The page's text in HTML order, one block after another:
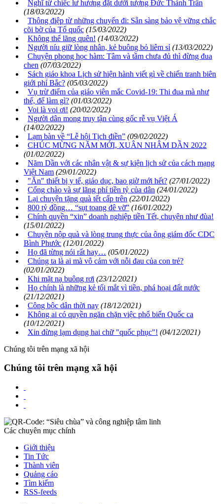
Nghĩ từ chiếc lư hương đặt dưới tượng Đức Thánh Trần
(18/03/2022)
Thông điệp từ những chuyến đi: Sẵn sàng bảo vệ vững chắc
cõi bờ của Tổ quốc (15/03/2022)
Không thể lãng quên! (14/03/2022)
Người níu giữ lòng nhân, kẻ buông bỏ liêm sỉ (13/03/2022)
Chuyện phong học hàm: Tâm và tầm chưa đủ thì đừng đua
chen (07/03/2022)
Sách giáo khoa Lịch sử hiện hành viết gì về chiến tranh biên
giới phí Bắc? (05/03/2022)
Vụ trừ điểm của giáo viên mắc Covid-19: Thi đua mà như
thế, để làm gì? (01/03/2022)
Voi là voi ơi! (20/02/2022)
Người dân mong truy tận cùng gốc rễ vụ Việt Á
(14/02/2022)
Lạm bàn về “Lễ hội Tịch điền” (09/02/2022)
CHÚC MỪNG NĂM MỚI, XUÂN NHÂM DẦN 2022
(01/02/2022)
Năm Dần với các nhân vật & sự kiện lịch sử của cách mạng
Việt Nam (29/01/2022)
"Ăn" thiết bị y tế, giáo dục, bao giờ mới hết? (27/01/2022)
Cổng chào và sự lãng phí tiền tỷ của dân (24/01/2022)
Lại chuyện tặng quà tết cấp trên (22/01/2022)
800 tỷ đồng… “sụt toang đê vỡ” (16/01/2022)
Chính quyền “xin” doanh nghiệp tiền Tết, chuyện như đùa!
(15/01/2022)
Chuyện nộp quà và lòng trung thực của ông giám đốc CDC
Bình Phước (12/01/2022)
Họ đã từng nói rất hay… (05/01/2022)
Chúng ta là ai mà vô cảm với nỗi đau của con trẻ?
(02/01/2022)
Khi mặt nạ buông rơi (23/12/2021)
Họ chính là những kẻ tối mắt vì tiền, phá hoại đất nước
(21/12/2021)
Công bộc dân thời nay (18/12/2021)
Không ai có quyền ngăn chặn việc phổ biến Quốc ca
(10/12/2021)
Xin đừng lạm dụng hai chữ "quốc phục"! (04/12/2021)
Chúng tôi trên mạng xã hội
Chúng tôi trên mạng xã hội
Các chuyên mục chính
Giới thiệu
Tin Tức
Thành viên
Quảng cáo
Tìm kiếm
RSS-feeds